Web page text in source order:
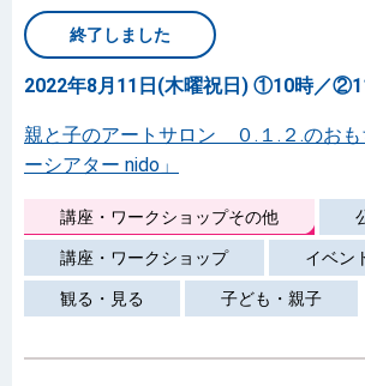
終了しました
2022年8月11日(木曜祝日) ①10時／
親と子のアートサロン ０.１.２.のお
ーシアター nido」
講座・ワークショップその他
講座・ワークショップ イベン
観る・見る 子ども・親子